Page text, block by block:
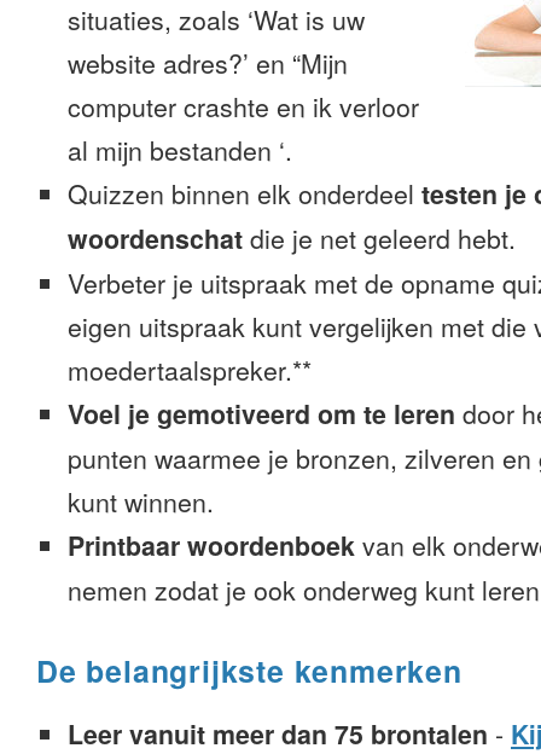
situaties, zoals ‘Wat is uw
website adres?’ en “Mijn
computer crashte en ik verloor
al mijn bestanden ‘.
Quizzen binnen elk onderdeel testen je
woordenschat die je net geleerd hebt.
Verbeter je uitspraak met de opname
eigen uitspraak kunt vergelijken met die
moedertaalspreker.**
Voel je gemotiveerd om te leren door
punten waarmee je bronzen, zilveren
kunt winnen.
Printbaar woordenboek van elk
nemen zodat je ook onderweg kunt
De belangrijkste kenmerken
Leer vanuit meer dan 75 brontalen -